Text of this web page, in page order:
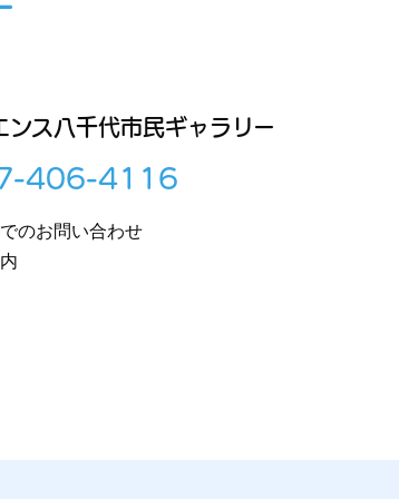
ス八千代市民ギャラリー
406-4116
のお問い合わせ